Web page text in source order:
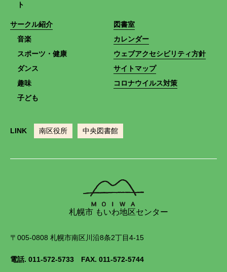
ト
サークル紹介
音楽
スポーツ・健康
ダンス
趣味
子ども
図書室
カレンダー
ウェブアクセシビリティ方針
サイトマップ
コロナウイルス対策
LINK 南区役所 中央図書館
札幌市 もいわ地区センター
〒005-0808 札幌市南区川沿8条2丁目4-15
電話. 011-572-5733 FAX. 011-572-5744